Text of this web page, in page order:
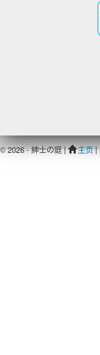
© 2026 - 紳士の庭 | 主页|